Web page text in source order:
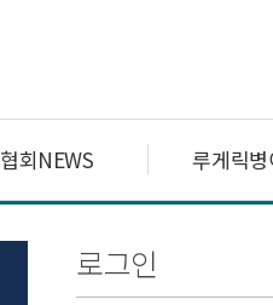
협회NEWS 루게릭
로그인